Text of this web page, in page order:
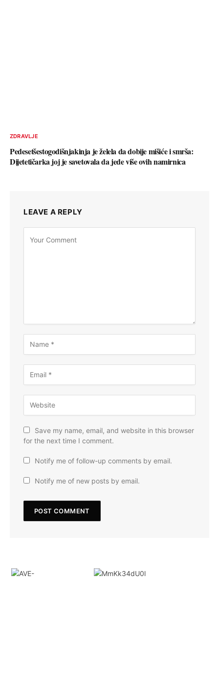
ZDRAVLJE
Pedesetšestogodišnjakinja je želela da dobije mišiće i smrša:
Dijetetičarka joj je savetovala da jede više ovih namirnica
LEAVE A REPLY
Save my name, email, and website in this browser
for the next time I comment.
Notify me of follow-up comments by email.
Notify me of new posts by email.